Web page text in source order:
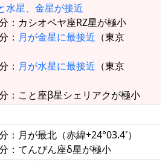
水星、金星が接近
：カシオペヤ座RZ星が極小
： 月が金星に最接近 （東京
： 月が水星に最接近 （東京
：こと座β星シェリアクが極小
：月が最北（赤緯+24°03.4′）
：てんびん座δ星が極小